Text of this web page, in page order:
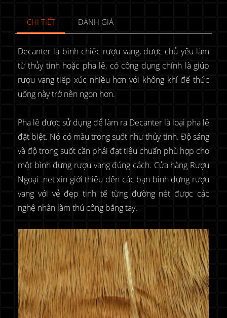
CHI TIẾT ĐÁNH GIÁ
Decanter là bình chiếc rượu vang, được chủ yếu làm
từ thủy tinh hoặc pha lê, có công dụng chính là giúp
rượu vang tiếp xúc nhiều hơn với không khí để thức
uống này trở nên ngon hơn.
Pha lê được sử dụng để làm ra Decanter là loại pha lê
đặt biệt. Nó có màu trong suốt như thủy tinh. Độ sáng
và độ trong suốt cần phải đạt tiêu chuẩn phù hợp cho
một bình đựng rượu vang đúng cách. Cửa hàng Rượu
Ngoại .net xin giới thiệu đến các bạn bình đựng rượu
vang với vẻ đẹp tinh tế từng đường nét được các
nghệ nhân làm thủ công bẳng tay.